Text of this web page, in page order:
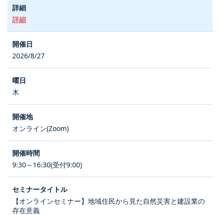
詳細
2026/8/27
木
オンライン(Zoom)
9:30～16:30(受付9:00)
【オンラインセミナー】地域住民から見た自然災害と建設業の
存在意義